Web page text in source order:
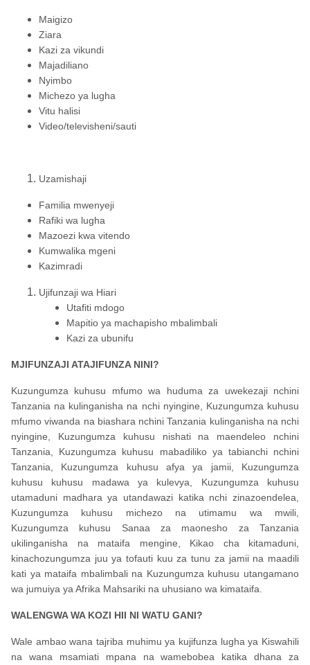
Maigizo
Ziara
Kazi za vikundi
Majadiliano
Nyimbo
Michezo ya lugha
Vitu halisi
Video/televisheni/sauti
Uzamishaji
Familia mwenyeji
Rafiki wa lugha
Mazoezi kwa vitendo
Kumwalika mgeni
Kazimradi
Ujifunzaji wa Hiari
Utafiti mdogo
Mapitio ya machapisho mbalimbali
Kazi za ubunifu
MJIFUNZAJI ATAJIFUNZA NINI?
Kuzungumza kuhusu mfumo wa huduma za uwekezaji nchini
Tanzania na kulinganisha na nchi nyingine, Kuzungumza kuhusu
mfumo viwanda na biashara nchini Tanzania kulinganisha na nchi
nyingine, Kuzungumza kuhusu nishati na maendeleo nchini
Tanzania, Kuzungumza kuhusu mabadiliko ya tabianchi nchini
Tanzania, Kuzungumza kuhusu afya ya jamii, Kuzungumza
kuhusu kuhusu madawa ya kulevya, Kuzungumza kuhusu
utamaduni madhara ya utandawazi katika nchi zinazoendelea,
Kuzungumza kuhusu michezo na utimamu wa mwili,
Kuzungumza kuhusu Sanaa za maonesho za Tanzania
ukilinganisha na mataifa mengine, Kikao cha kitamaduni,
kinachozungumza juu ya tofauti kuu za tunu za jamii na maadili
kati ya mataifa mbalimbali na Kuzungumza kuhusu utangamano
wa jumuiya ya Afrika Mahsariki na uhusiano wa kimataifa.
WALENGWA WA KOZI HII NI WATU GANI?
Wale ambao wana tajriba muhimu ya kujifunza lugha ya Kiswahili
na wana msamiati mpana na wamebobea katika dhana za